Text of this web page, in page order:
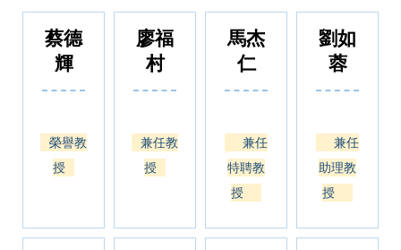
蔡德
輝
榮譽教
授
廖福
村
兼任教
授
馬杰
仁
兼任
特聘教
授
劉如
蓉
兼任
助理教
授